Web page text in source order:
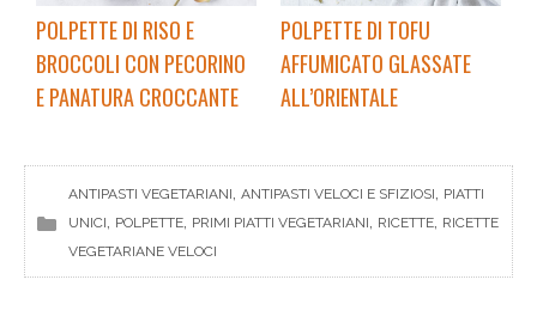
POLPETTE DI RISO E
BROCCOLI CON PECORINO
E PANATURA CROCCANTE
POLPETTE DI TOFU
AFFUMICATO GLASSATE
ALL’ORIENTALE
ANTIPASTI VEGETARIANI, ANTIPASTI VELOCI E SFIZIOSI, PIATTI
UNICI, POLPETTE, PRIMI PIATTI VEGETARIANI, RICETTE, RICETTE
VEGETARIANE VELOCI